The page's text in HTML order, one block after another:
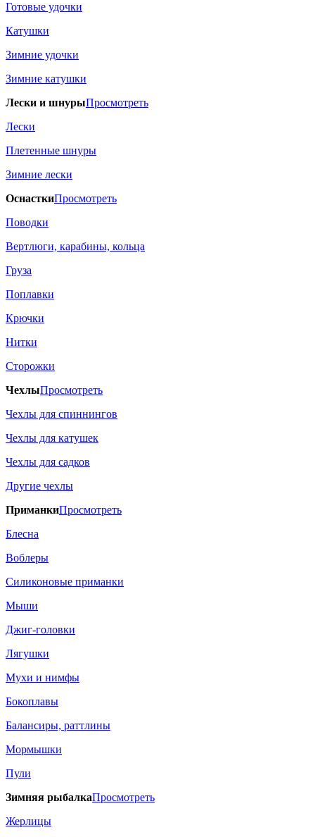
Готовые удочки
Катушки
Зимние удочки
Зимние катушки
Лески и шнурыПросмотреть
Лески
Плетенные шнуры
Зимние лески
ОснасткиПросмотреть
Поводки
Вертлюги, карабины, кольца
Груза
Поплавки
Крючки
Нитки
Сторожки
ЧехлыПросмотреть
Чехлы для спиннингов
Чехлы для катушек
Чехлы для садков
Другие чехлы
ПриманкиПросмотреть
Блесна
Воблеры
Силиконовые приманки
Мыши
Джиг-головки
Лягушки
Мухи и нимфы
Бокоплавы
Балансиры, раттлины
Мормышки
Пули
Зимняя рыбалкаПросмотреть
Жерлицы